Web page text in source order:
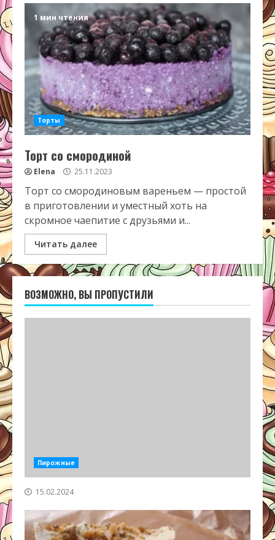
1 мин чтения
Торты
Торт со смородиной
Elena 25.11.2023
Торт со смородиновым вареньем — простой
в приготовлении и уместный хоть на
скромное чаепитие с друзьями и...
Читать далее
ВОЗМОЖНО, ВЫ ПРОПУСТИЛИ
Пирожные
15.02.2024